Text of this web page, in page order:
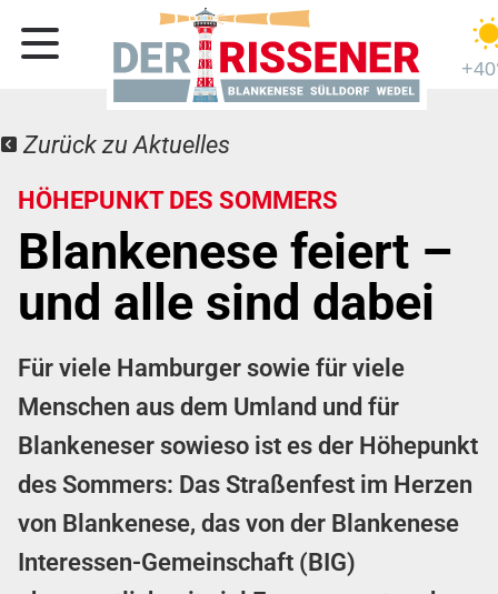
Zurück zu Aktuelles
HÖHEPUNKT DES SOMMERS
Blankenese feiert –
und alle sind dabei
Für viele Hamburger sowie für viele
Menschen aus dem Umland und für
Blankeneser sowieso ist es der Höhepunkt
des Sommers: Das Straßenfest im Herzen
von Blankenese, das von der Blankenese
Interessen-Gemeinschaft (BIG)